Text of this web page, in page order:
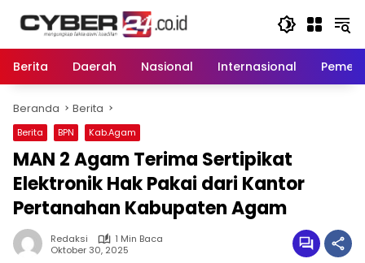
Berita
Daerah Nasional Internasional
Beranda Berita
Berita BPN Kab.Agam
MAN 2 Agam Terima Sertipikat
Elektronik Hak Pakai dari Kantor
Pertanahan Kabupaten Agam
Redaksi
1 Min Baca
Oktober 30, 2025